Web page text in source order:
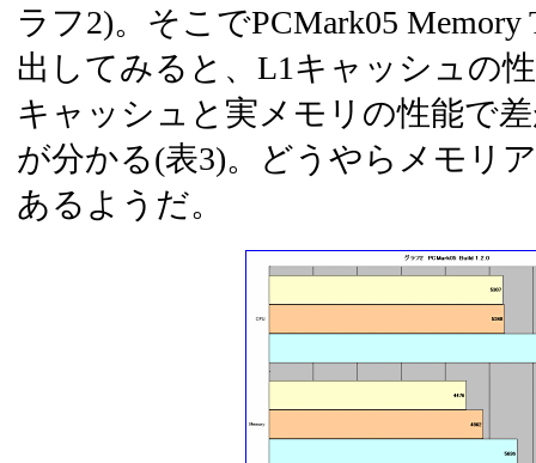
ラフ2)。そこでPCMark05
出してみると、L1キャッシュの
キャッシュと実メモリの性能で
が分かる(表3)。どうやらメモリ
あるようだ。